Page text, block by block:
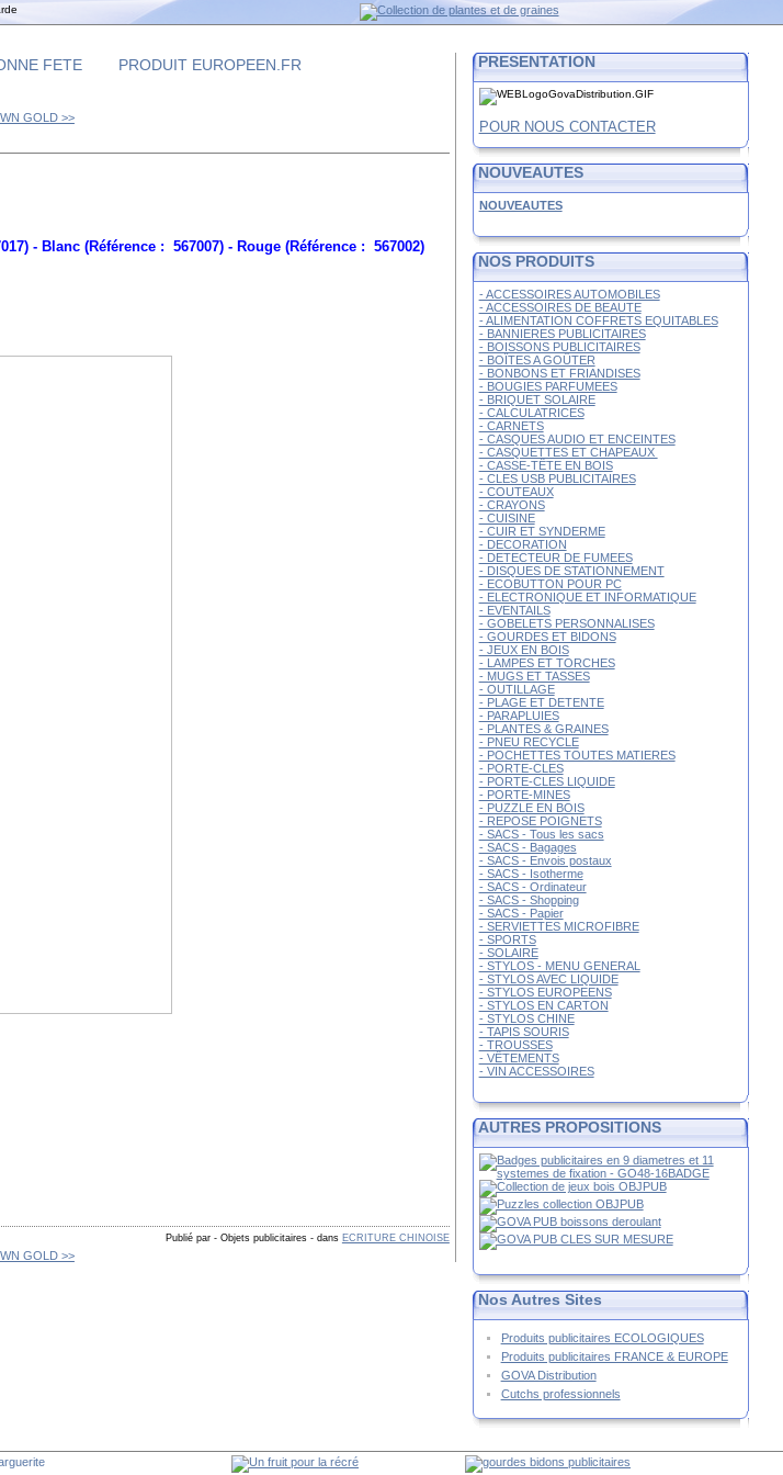
FETE PRODUIT EUROPEEN.FR
GOLD >>
- Blanc (Référence : 567007) - Rouge (Référence : 567002)
Publié par - Objets publicitaires -dans ECRITURE CHINOISE
GOLD >>
PRESENTATION
POUR NOUS CONTACTER
NOUVEAUTES
NOUVEAUTES
NOS PRODUITS
- ACCESSOIRES AUTOMOBILES
- ACCESSOIRES DE BEAUTE
- ALIMENTATION COFFRETS EQUITABLES
- BANNIERES PUBLICITAIRES
- BOISSONS PUBLICITAIRES
- BOÎTES A GOÛTER
- BONBONS ET FRIANDISES
- BOUGIES PARFUMEES
- BRIQUET SOLAIRE
- CALCULATRICES
- CARNETS
- CASQUES AUDIO ET ENCEINTES
- CASQUETTES ET CHAPEAUX
- CASSE-TÊTE EN BOIS
- CLES USB PUBLICITAIRES
- COUTEAUX
- CRAYONS
- CUISINE
- CUIR ET SYNDERME
- DECORATION
- DETECTEUR DE FUMEES
- DISQUES DE STATIONNEMENT
- ECOBUTTON POUR PC
- ELECTRONIQUE ET INFORMATIQUE
- EVENTAILS
- GOBELETS PERSONNALISES
- GOURDES ET BIDONS
- JEUX EN BOIS
- LAMPES ET TORCHES
- MUGS ET TASSES
- OUTILLAGE
- PLAGE ET DETENTE
- PARAPLUIES
- PLANTES & GRAINES
- PNEU RECYCLE
- POCHETTES TOUTES MATIERES
- PORTE-CLES
- PORTE-CLES LIQUIDE
- PORTE-MINES
- PUZZLE EN BOIS
- REPOSE POIGNETS
- SACS - Tous les sacs
- SACS - Bagages
- SACS - Envois postaux
- SACS - Isotherme
- SACS - Ordinateur
- SACS - Shopping
- SACS - Papier
- SERVIETTES MICROFIBRE
- SPORTS
- SOLAIRE
- STYLOS - MENU GENERAL
- STYLOS AVEC LIQUIDE
- STYLOS EUROPEENS
- STYLOS EN CARTON
- STYLOS CHINE
- TAPIS SOURIS
- TROUSSES
- VÊTEMENTS
- VIN ACCESSOIRES
AUTRES PROPOSITIONS
Nos Autres Sites
Produits publicitaires ECOLOGIQUES
Produits publicitaires FRANCE & EUROPE
GOVA Distribution
Cutchs professionnels